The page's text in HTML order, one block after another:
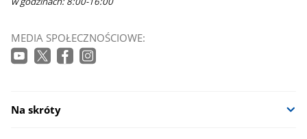
MEDIA SPOŁECZNOŚCIOWE:
Na skróty